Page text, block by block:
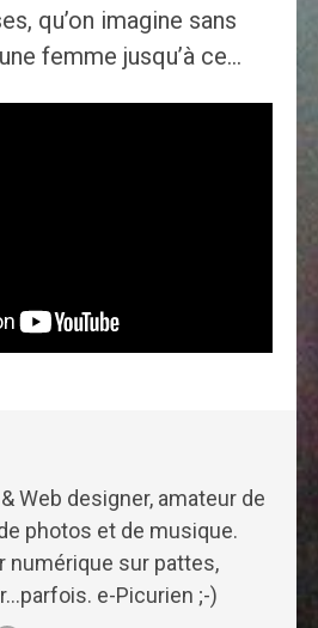
qu’on imagine sans
femme jusqu’à ce…
Web designer, amateur de
photos et de musique.
numérique sur pattes,
e-Picurien ;-)